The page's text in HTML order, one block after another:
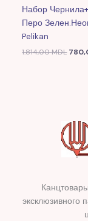
Набор
Перо
Pelikan
1.814,00MDL